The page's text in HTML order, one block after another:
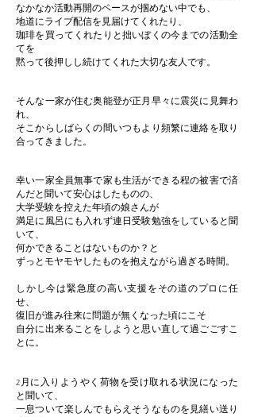
なかなか活動再開のペースが掴めない中でも、
地道にライブ配信を見届けてくれたり、
珈琲を買ってくれたりと拙いぼくの今までの活動全
てを
黙って後押しし続けてくれた大切な友人です。
そんな一家が住む奥能登が正月早々に震災に見舞わ
れ、
そこからしばらくの間いつもより頻繁に連絡を取り
合ってきました。
幸い一家全員無事で家も生活ができる程の被害で済
んだと聞いて安心はしたものの、
大学受験を控えた年頃の娘さんが
満足に風呂にも入れず連日受験勉強をしていると聞
いて、
何かできることはないものか？と
ずっとモヤモヤしたものを抱えながら過ぎる時間。
しかし今は緊急度の高い支援をその道のプロに任
せ、
復旧が進み往来に問題が無くなった頃にこそ
自分に出来ることをしようと思い直して過ごごすこ
とに。
2月に入りようやく荷物を受け取れる状況になった
と聞いて、
一息ついて楽しんでもらえそうなものを見繕い送り